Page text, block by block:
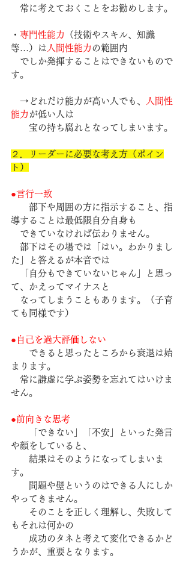
常に考えておくことをお勧めします。
・ 専門性能力 （技術やスキル、知識
等…）は 人間性能力の範囲内
でしか発揮することはできないもので
す。
→どれだけ能力が高い人でも、
人間性
能力 が低い人は
宝の持ち腐れとなってしまいます。
２．リーダーに必要な考え方（ポイン
ト）
●言行一致
部下や周囲の方に指示すること、指
導することは最低限自分自身も
できていなければ伝わりません。
部下はその場では「はい。わかりまし
た」と答えるが本音では
「自分もできていないじゃん」と思っ
て、かえってマイナスと
なってしまうこともあります。（子育
ても同様です）
● 自己を過大評価しない
できると思ったところから衰退は始
まります。
常に謙虚に学ぶ姿勢を忘れてはいけま
せん。
●前向きな思考
「できない」「不安」といった発言
や顔をしていると、
結果はそのようになってしまいま
す。
問題や壁というのはできる人にしか
やってきません。
そのことを正しく理解し、失敗して
もそれは何かの
成功のタネと考えて変化できるかど
うかが、重要となります。